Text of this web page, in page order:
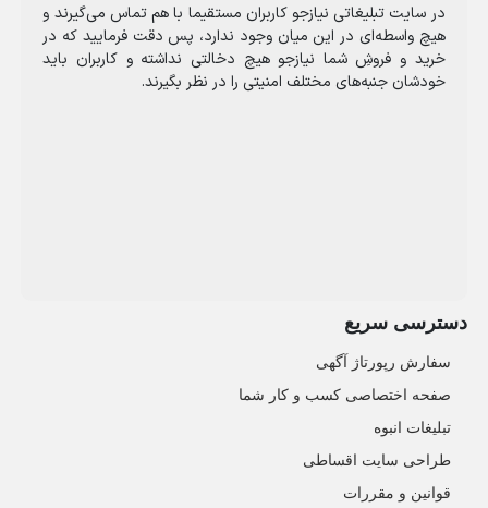
در سایت تبلیغاتی نیازجو کاربران مستقیما با هم تماس می‌گیرند و
هیچ واسطه‌ای در این میان وجود ندارد، پس دقت فرمایید که در
خرید و فروشِ شما نیازجو هیچ دخالتی نداشته و کاربران باید
خودشان جنبه‌های مختلف امنیتی را در نظر بگیرند.
دسترسی سریع
سفارش رپورتاژ آگهی
صفحه اختصاصی کسب و کار شما
تبلیغات انبوه
طراحی سایت اقساطی
قوانین و مقررات